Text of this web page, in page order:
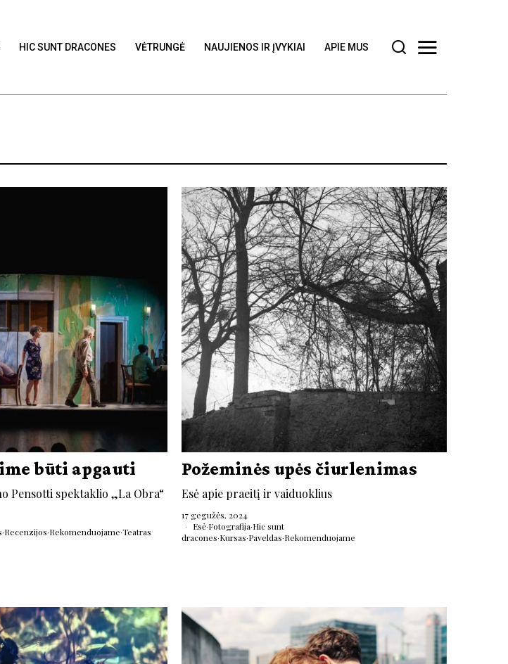
HIC SUNT DRACONES VĖTRUNGĖ NAUJIENOS IR ĮVYKIAI APIE MUS
būti apgauti
Pensotti spektaklio „La Obra“
·Recenzijos·Rekomenduojame·Teatras
Požeminės upės čiurlenimas
Esė apie praeitį ir vaiduoklius
17 gegužės, 2024
Esė·Fotografija·Hic sunt
dracones·Kursas·Paveldas·Rekomenduojame